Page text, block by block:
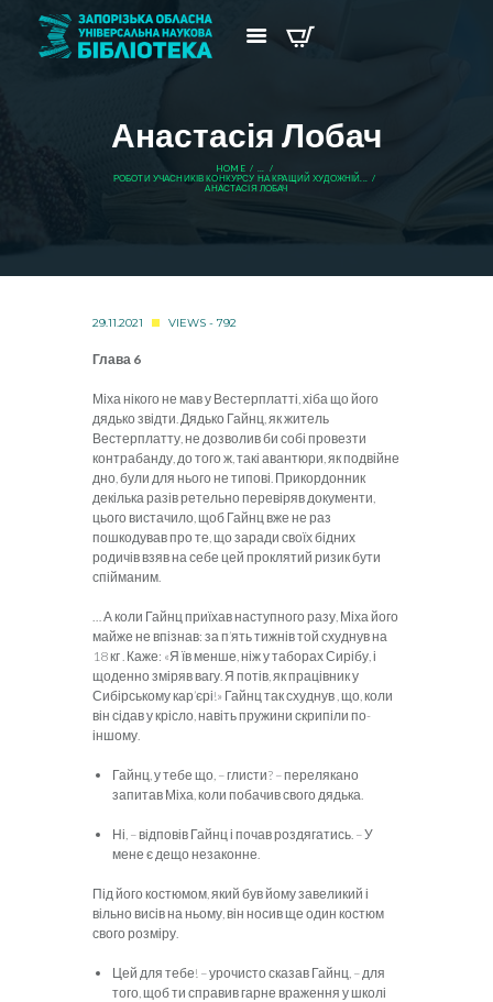
Анастасія Лобач
HOME
...
РОБОТИ УЧАСНИКІВ КОНКУРСУ НА КРАЩИЙ ХУДОЖНІЙ...
АНАСТАСІЯ ЛОБАЧ
29.11.2021 VIEWS - 792
Глава 6
Міха нікого не мав у Вестерплатті, хіба що його
дядько звідти. Дядько Гайнц, як житель
Вестерплатту, не дозволив би собі провезти
контрабанду, до того ж, такі авантюри, як подвійне
дно, були для нього не типові. Прикордонник
декілька разів ретельно перевіряв документи,
цього вистачило, щоб Гайнц вже не раз
пошкодувавпро те, що заради своїх бідних
родичів взяв на себе цей проклятий ризик бути
спійманим.
А коли Гайнц приїхав наступного разу, Міха його
майже не впізнав: за п’ять тижнів той схуднув на
18 кг . Каже: «Я їв менше, ніж у таборах Сирібу, і
щоденно зміряв вагу. Я потів, як працівник у
Сибірському кар’єрі!» Гайнц так схуднув , що, коли
він сідав у крісло, навіть пружини скрипіли по-
іншому.
Гайнц , у тебе що, – глисти? – перелякано
запитав Міха, коли побачив свого дядька.
Ні, – відповів Гайнц і почав роздягатись. – У
мене є дещо незаконне.
Під його костюмом, який був йому завеликий і
вільно висів на ньому, він носив ще один костюм
свого розміру.
Цей для тебе! – урочисто сказав Гайнц , – для
того, щоб ти справив гарне враження у школі